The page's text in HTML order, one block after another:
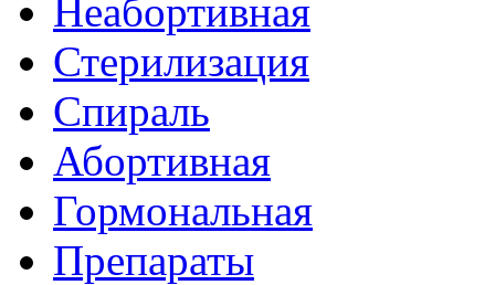
Неабортивная
Стерилизация
Спираль
Абортивная
Гормональная
Препараты